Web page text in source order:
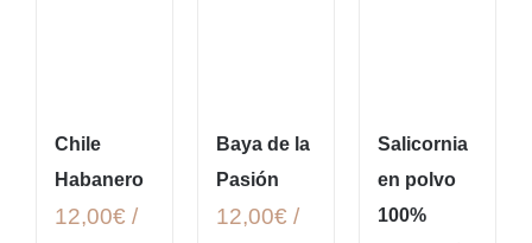
Chile
Habanero
12,00€ /
Baya de la
Pasión
12,00€ /
Salicornia
en polvo
100%